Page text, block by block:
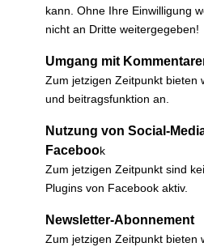
kann. Ohne Ihre Einwilligung
nicht an Dritte weitergegeben!
Umgang mit
Zum jetzigen Zeitpunkt bieten
und beitragsfunktion an.
Nutzung von Social-
Facebook
Zum jetzigen Zeitpunkt sind
Plugins von Facebook aktiv.
Newsletter-Abonnement
Zum jetzigen Zeitpunkt bieten